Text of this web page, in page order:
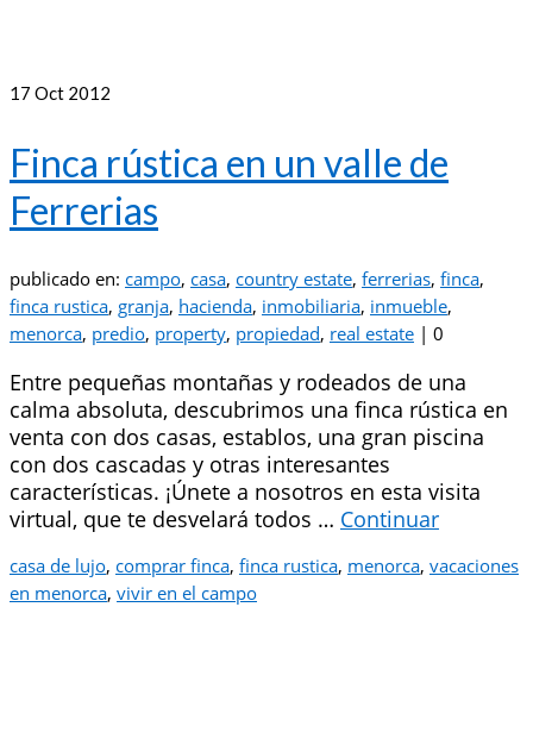
17 Oct 2012
Finca rústica en un valle de
Ferrerias
publicado en: campo, casa, country estate, ferrerias, finca,
finca rustica, granja, hacienda, inmobiliaria, inmueble,
menorca, predio, property, propiedad, real estate | 0
Entre pequeñas montañas y rodeados de una
calma absoluta, descubrimos una finca rústica en
venta con dos casas, establos, una gran piscina
con dos cascadas y otras interesantes
características. ¡Únete a nosotros en esta visita
virtual, que te desvelará todos … Continuar
casa de lujo, comprar finca, finca rustica, menorca, vacaciones
en menorca, vivir en el campo